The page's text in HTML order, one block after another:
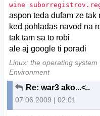
wine
aspon teda dufam ze tak
ked pohladas navod na
tak tam sa to robi
ale aj google ti poradi
Linux: the operating
Environment
Re: war3 ako...<..
07.06.2009 | 02:01